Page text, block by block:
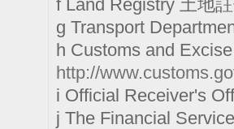
f Land Registry 土地
g Transport
h Customs and
http://
i Official Receiver's
j The Financial